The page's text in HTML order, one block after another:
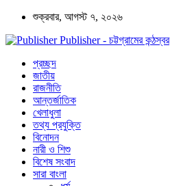
শুক্রবার, আগস্ট ৭, ২০২৬
Publisher - চট্টগ্রামের কন্ঠস্বর
প্রচ্ছদ
জাতীয়
রাজনীতি
আন্তর্জাতিক
খেলাধুলা
তথ্য প্রযুক্তি
বিনোদন
নারী ও শিশু
বিশেষ সংবাদ
সারা বাংলা